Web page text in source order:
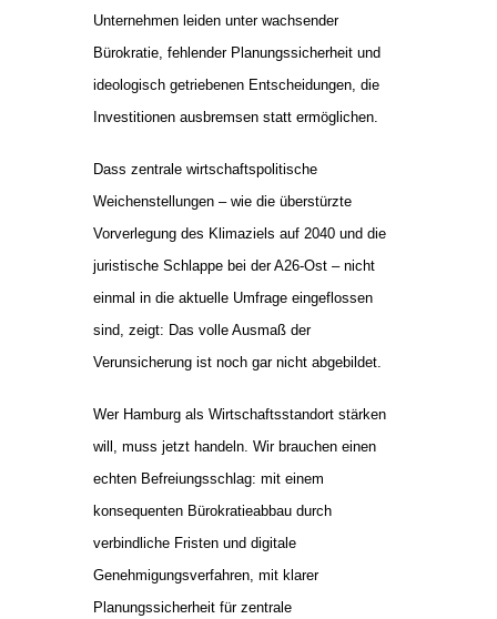
Unternehmen leiden unter wachsender
Bürokratie, fehlender Planungssicherheit und
ideologisch getriebenen Entscheidungen, die
Investitionen ausbremsen statt ermöglichen.
Dass zentrale wirtschaftspolitische
Weichenstellungen – wie die überstürzte
Vorverlegung des Klimaziels auf 2040 und die
juristische Schlappe bei der A26-Ost – nicht
einmal in die aktuelle Umfrage eingeflossen
sind, zeigt: Das volle Ausmaß der
Verunsicherung ist noch gar nicht abgebildet.
Wer Hamburg als Wirtschaftsstandort stärken
will, muss jetzt handeln. Wir brauchen einen
echten Befreiungsschlag: mit einem
konsequenten Bürokratieabbau durch
verbindliche Fristen und digitale
Genehmigungsverfahren, mit klarer
Planungssicherheit für zentrale